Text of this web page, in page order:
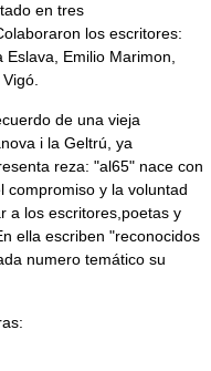
en tres
los escritores:
Emilio Marimon,
de una vieja
i la Geltrú, ya
reza: "al65" nace con
compromiso y la voluntad
a los escritores,poetas y
ella escriben "reconocidos
numero temático su